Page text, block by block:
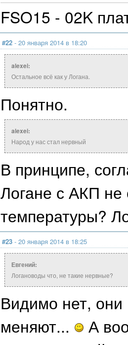
FSO15 - 02K
#22 - 20 января 2014 в 18:20
alexei:
Остальное всё как у Логана.
Понятно.
alexei:
Народ у нас стал нервный
В принципе,
Логане с АКП не
температуры?
#23 - 20 января 2014 в 18:25
Евгений:
Логановоды что, не такие нервные?
Видимо нет, они
меняют...
А